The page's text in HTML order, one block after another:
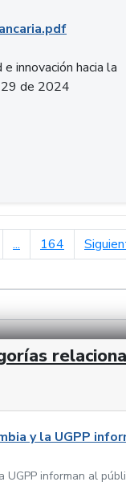
innovación hacia la
29 de 2024
... 164
y la UGPP
UGPP informan al